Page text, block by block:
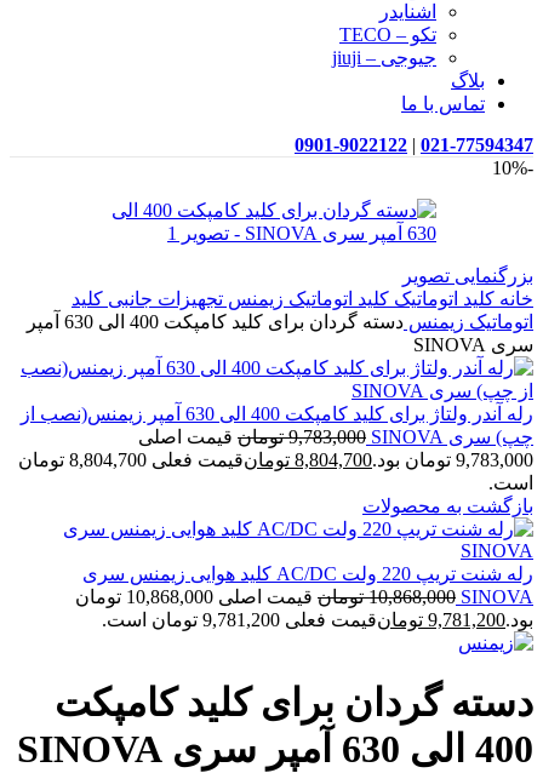
اشنایدر
تکو – TECO
جیوجی – jiuji
بلاگ
تماس با ما
021-77594347
|
0901-9022122
-10%
بزرگنمایی تصویر
خانه کلید اتوماتیک کلید اتوماتیک زیمنس تجهیزات جانبی کلید
اتوماتیک زیمنس
دسته گردان برای کلید کامپکت 400 الی 630 آمپر
سری SINOVA
رله آندر ولتاژ برای کلید کامپکت 400 الی 630 آمپر زیمنس(نصب از
چپ) سری SINOVA
9,783,000 تومان قیمت اصلی
9,783,000 تومان بود.
8,804,700 تومان
قیمت فعلی 8,804,700 تومان
است.
بازگشت به محصولات
رله شنت تریپ 220 ولت AC/DC کلید هوایی زیمنس سری
SINOVA
10,868,000 تومان
قیمت اصلی 10,868,000 تومان
بود.9,781,200 تومانقیمت فعلی 9,781,200 تومان است.
دسته گردان برای کلید کامپکت
400 الی 630 آمپر سری SINOVA